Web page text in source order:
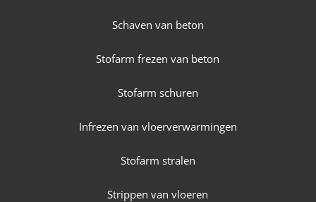
Schaven van beton
Stofarm frezen van beton
Stofarm schuren
Infrezen van vloerverwarmingen
Stofarm stralen
Strippen van vloeren